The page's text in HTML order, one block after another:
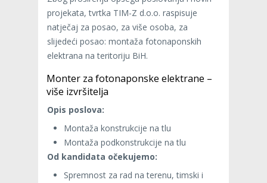
projekata, tvrtka TIM-Z d.o.o. raspisuje
natječaj za posao, za više osoba, za
slijedeći posao: montaža fotonaponskih
elektrana na teritoriju BiH.
Monter za fotonaponske elektrane –
više izvršitelja
Opis poslova:
Montaža konstrukcije na tlu
Montaža podkonstrukcije na tlu
Od kandidata očekujemo:
Spremnost za rad na terenu, timski i